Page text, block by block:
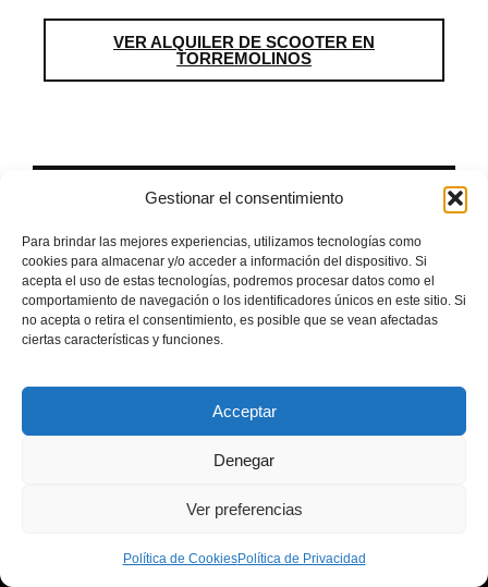
Gestionar el consentimiento
Para brindar las mejores experiencias, utilizamos tecnologías como
cookies para almacenar y/o acceder a información del dispositivo. Si
acepta el uso de estas tecnologías, podremos procesar datos como el
comportamiento de navegación o los identificadores únicos en este sitio. Si
no acepta o retira el consentimiento, es posible que se vean afectadas
ciertas características y funciones.
Acceptar
Denegar
Ver preferencias
Política de CookiesPolítica de Privacidad
VER ALQUILER DE SCOOTER EN
TORREMOLINOS
Reserva tu moto en
Torremolinos
Si quieres moverte por Torremolinos con
más libertad, aprovechar mejor tu